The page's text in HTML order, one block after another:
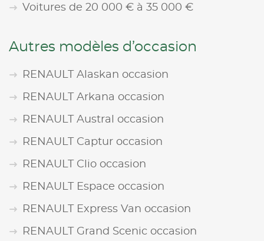
Voitures de 20 000 € à 35 000 €
Autres modèles d’occasion
RENAULT Alaskan occasion
RENAULT Arkana occasion
RENAULT Austral occasion
RENAULT Captur occasion
RENAULT Clio occasion
RENAULT Espace occasion
RENAULT Express Van occasion
RENAULT Grand Scenic occasion